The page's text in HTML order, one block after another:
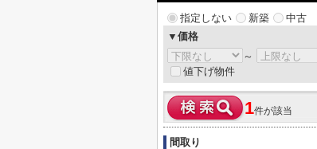
指定しない 新築
中古
▼価格
～
値下げ物件
1件が該当
間取り